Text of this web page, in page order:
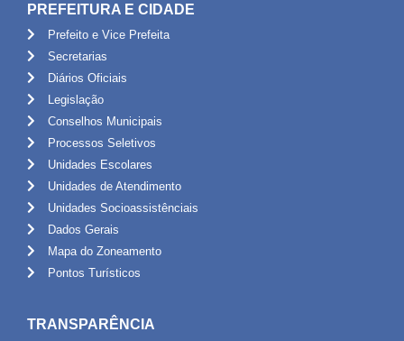
PREFEITURA E CIDADE
Prefeito e Vice Prefeita
Secretarias
Diários Oficiais
Legislação
Conselhos Municipais
Processos Seletivos
Unidades Escolares
Unidades de Atendimento
Unidades Socioassistênciais
Dados Gerais
Mapa do Zoneamento
Pontos Turísticos
TRANSPARÊNCIA